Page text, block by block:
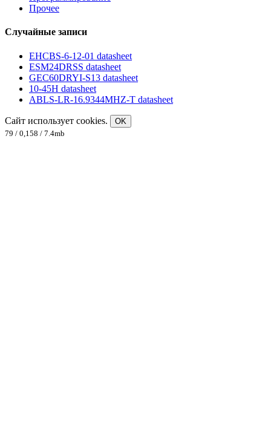
Прочее
Случайные записи
EHCBS-6-12-01 datasheet
ESM24DRSS datasheet
GEC60DRYI-S13 datasheet
10-45H datasheet
ABLS-LR-16.9344MHZ-T datasheet
Сайт использует cookies.
OK
79 / 0,158 / 7.4mb